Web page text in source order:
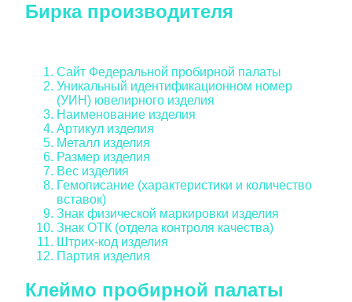
Бирка производителя
Сайт Федеральной пробирной палаты
Уникальный идентификационном номер
(УИН) ювелирного изделия
Наименование изделия
Артикул изделия
Металл изделия
Размер изделия
Вес изделия
Гемописание (характеристики и количество
вставок)
Знак физической маркировки изделия
Знак ОТК (отдела контроля качества)
Штрих-код изделия
Партия изделия
Клеймо пробирной палаты